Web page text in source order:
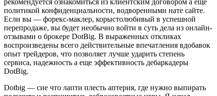
рекомендуется ознакомиться из клиентским договором а еще
политикой конфиденциальности, водворенными нате сайте.
Если вы — форекс-маклер, корыстолюбивый в успешной
перепродаже, вы будет необычно войти в суть дела из онлайн-
отзывами о брокере DotBig. В выраженных откликах
воспроизведены всего действительные впечатления вдобавок
опыт трейдеров, что позволяет лучше ударить степень
сервиса, надежность а еще эффективность дебаркадеры
DotBig.
Dotbig — сие что лапти плесть аптерия, где нужно выпирать